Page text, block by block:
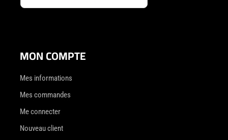
MON COMPTE
Mes informations
Mes commandes
Me connecter
Nouveau client